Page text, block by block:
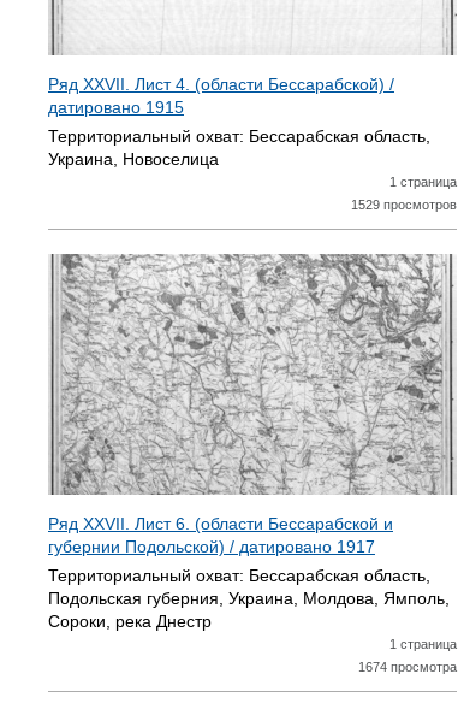
Ряд XXVII. Лист 4. (области Бессарабской) /
датировано 1915
Территориальный охват: Бессарабская область,
Украина, Новоселица
1 страница
1529 просмотров
Ряд XXVII. Лист 6. (области Бессарабской и
губернии Подольской) / датировано 1917
Территориальный охват: Бессарабская область,
Подольская губерния, Украина, Молдова, Ямполь,
Сороки, река Днестр
1 страница
1674 просмотра